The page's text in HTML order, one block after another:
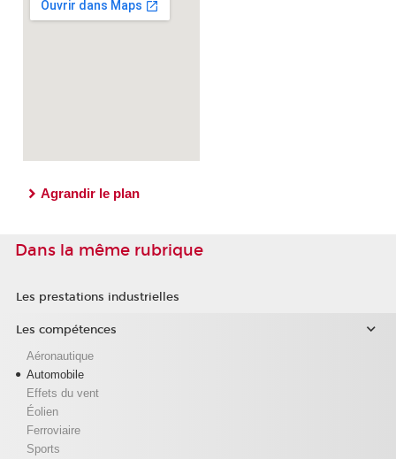
Agrandir le plan
Dans la même rubrique
Les prestations industrielles
Les compétences
Aéronautique
Automobile
Effets du vent
Éolien
Ferroviaire
Sports